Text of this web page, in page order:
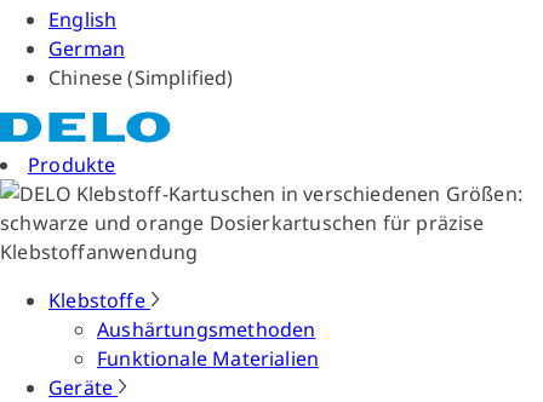
English
German
Chinese (Simplified)
Produkte
Klebstoffe
Aushärtungsmethoden
Funktionale Materialien
Geräte